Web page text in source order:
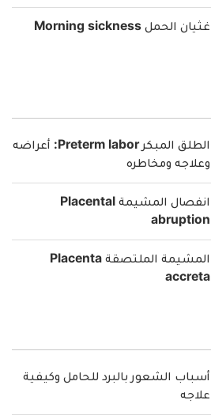
غثيان الحمل Morning sickness
الطلق المبكر Preterm labor: أعراضه
وعلاجه ومخاطره
انفصال المشيمة Placental
abruption
المشيمة الملتصقة Placenta
accreta
أسباب الشعور بالبرد للحامل وكيفية
علاجه